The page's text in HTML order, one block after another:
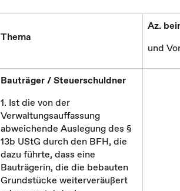
Thema
Az.
und
Bauträger / Steuerschuldner
1. Ist die von der
Verwaltungsauffassung
abweichende Auslegung des §
13b UStG durch den BFH, die
dazu führte, dass eine
Bauträgerin, die die bebauten
Grundstücke weiterveräußert